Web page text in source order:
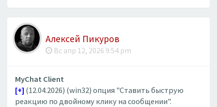
Алексей Пикуров
Вс апр 12, 2026 9:54 pm
MyChat Client
[+] (12.04.2026) (win32) опция "Ставить быструю
реакцию по двойному клику на сообщении".